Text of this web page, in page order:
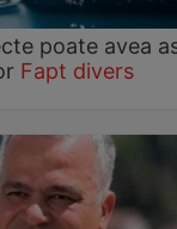
poate avea
Fapt divers